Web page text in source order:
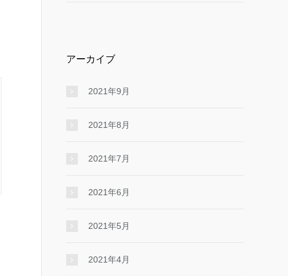
アーカイブ
2021年9月
2021年8月
2021年7月
2021年6月
2021年5月
2021年4月